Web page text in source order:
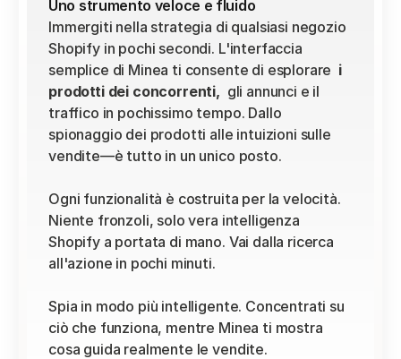
Uno strumento veloce e fluido
Immergiti nella strategia di qualsiasi negozio
Shopify in pochi secondi. L'interfaccia
semplice di Minea ti consente di esplorare i
prodotti dei concorrenti, gli annunci e il
traffico in pochissimo tempo. Dallo
spionaggio dei prodotti alle intuizioni sulle
vendite—è tutto in un unico posto.
Ogni funzionalità è costruita per la velocità.
Niente fronzoli, solo vera intelligenza
Shopify a portata di mano. Vai dalla ricerca
all'azione in pochi minuti.
Spia in modo più intelligente. Concentrati su
ciò che funziona, mentre Minea ti mostra
cosa guida realmente le vendite.